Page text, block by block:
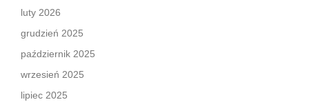
luty 2026
grudzień 2025
październik 2025
wrzesień 2025
lipiec 2025